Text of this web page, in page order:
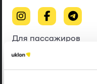
Для пассажиров